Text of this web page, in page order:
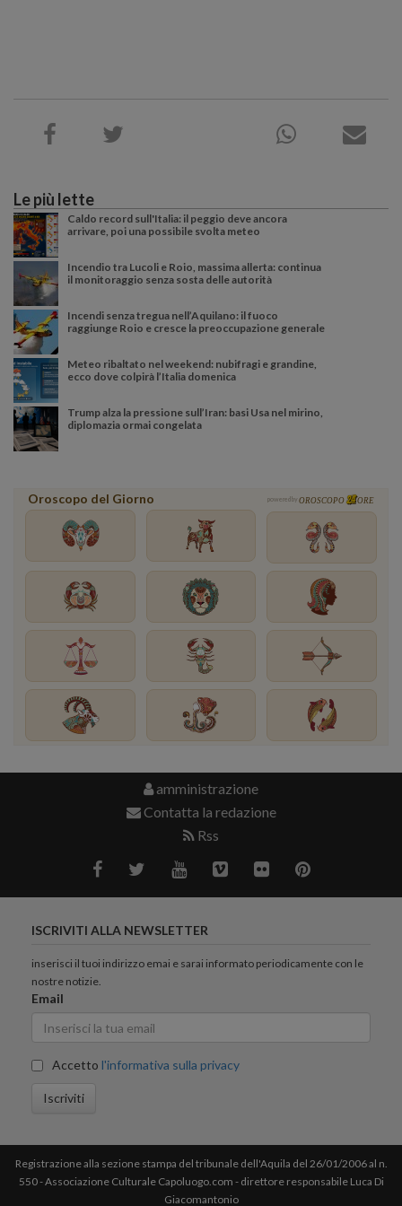
Le più lette
Caldo record sull'Italia: il peggio deve ancora
arrivare, poi una possibile svolta meteo
Incendio tra Lucoli e Roio, massima allerta: continua
il monitoraggio senza sosta delle autorità
Incendi senza tregua nell’Aquilano: il fuoco
raggiunge Roio e cresce la preoccupazione generale
Meteo ribaltato nel weekend: nubifragi e grandine,
ecco dove colpirà l’Italia domenica
Trump alza la pressione sull’Iran: basi Usa nel mirino,
diplomazia ormai congelata
Oroscopo del Giorno powered by OROSCOPO ORE
amministrazione
Contatta la redazione
Rss
ISCRIVITI ALLA NEWSLETTER
inserisci il tuoi indirizzo emai e sarai informato periodicamente con le
nostre notizie.
Email
Accetto l'informativa sulla privacy
Iscriviti
Registrazione alla sezione stampa del tribunale dell'Aquila del 26/01/2006 al n.
550 - Associazione Culturale Capoluogo.com - direttore responsabile Luca Di
Giacomantonio